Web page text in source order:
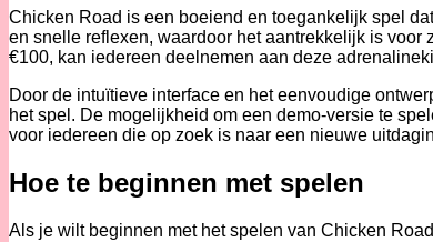
Chicken Road is een boeiend en toegankelijk spel
en snelle reflexen, waardoor het aantrekkelijk is
€100, kan iedereen deelnemen aan deze
Door de intuïtieve interface en het eenvoudige
het spel. De mogelijkheid om een demo-versie te
voor iedereen die op zoek is naar een nieuwe
Hoe te beginnen met spelen
Als je wilt beginnen met het spelen van Chicken